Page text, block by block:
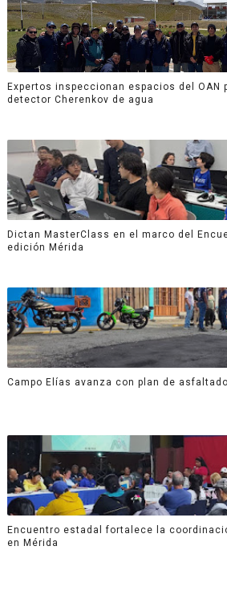
Expertos inspeccionan espacios del OAN
detector Cherenkov de agua
Dictan MasterClass en el marco del
edición Mérida
Campo Elías avanza con plan de asfaltado
Encuentro estadal fortalece la
en Mérida